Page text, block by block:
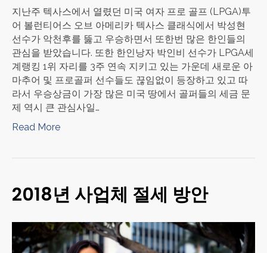
지난주 텍사스에서 열렸던 미국 여자 프로 골프 (LPGA)투
어 볼런티어스 오브 아메리카 텍사스 클래식에서 박성현
선수가 악천후를 뚫고 우승하면서 또한번 많은 한인들의
관심을 받았습니다. 또한 한인낭자 박인비 선수가 LPGA세
계랭킹 1위 자리를 3주 연속 지키고 있는 가운데 새로운 아
마추어 및 프로골퍼 선수들도 끊임없이 등장하고 있고 따
라서 우승상금이 가장 많은 미국 땅에서 골퍼들의 세금 문
제 역시 큰 관심사일…
Read More
2018년 사업체 절세 방안